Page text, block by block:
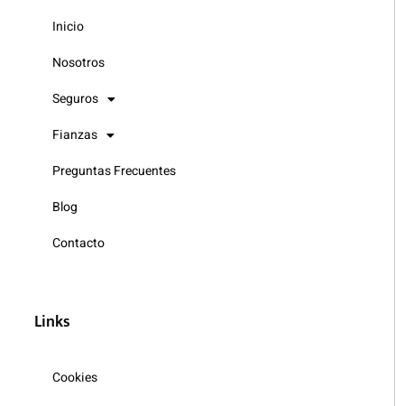
Inicio
Nosotros
Seguros
Fianzas
Preguntas Frecuentes
Blog
Contacto
Links
Cookies